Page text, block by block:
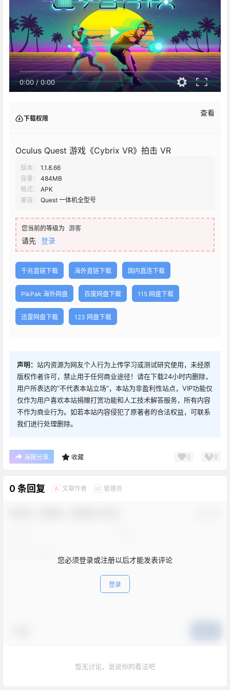
0:00/0:00
下载权限
查看
Oculus Quest 游戏《Cybrix VR》拍击 VR
版本：
1.1.8.66
容量：
484MB
格式：
APK
兼容：
Quest 一体机全型号
您当前的等级为 游客
请先 登录
千兆直链下载 海外直链下载 国内直连下载
PikPak 海外网盘 百度网盘下载 115 网盘下载
迅雷网盘下载 123 网盘下载
声明： 站内资源为网友个人行为上传学习或测试研究使用，未经原
版权作者许可，禁止用于任何商业途径！请在下载24小时内删除，
用户所表达的“不代表本站立场”，本站为非盈利性站点，VIP功能仅
仅作为用户喜欢本站捐赠打赏功能和人工技术解答服务，所有内容
不作为商业行为。如若本站内容侵犯了原著者的合法权益，可联系
我们进行处理删除。
海报分享 收藏 0 0
0 条回复 A 文章作者 M 管理员
您必须登录或注册以后才能发表评论
登录
暂无讨论，说说你的看法吧